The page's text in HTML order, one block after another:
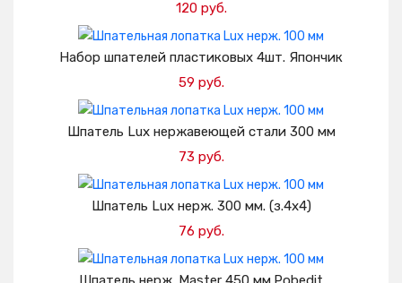
120 руб.
Добавить в корзину
Набор шпателей пластиковых 4шт. Япончик
59 руб.
Добавить в корзину
Шпатель Lux нержавеющей стали 300 мм
73 руб.
Добавить в корзину
Шпатель Lux нерж. 300 мм. (з.4х4)
76 руб.
Добавить в корзину